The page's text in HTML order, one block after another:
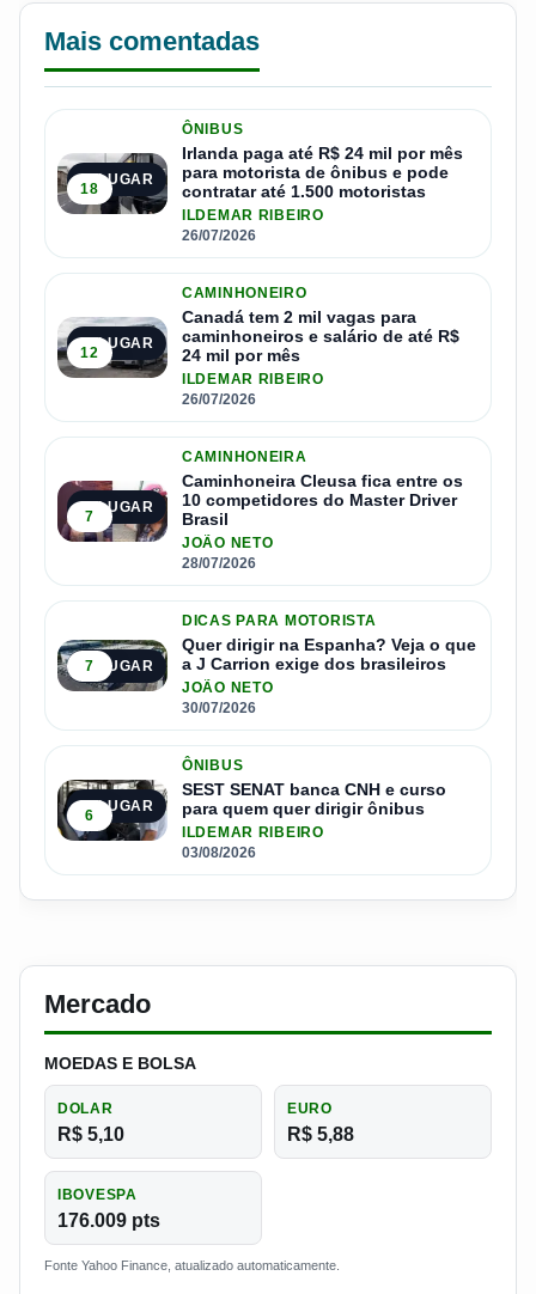
Mais comentadas
1º LUGAR
18
ÔNIBUS
Irlanda paga até R$ 24 mil por mês
para motorista de ônibus e pode
contratar até 1.500 motoristas
ILDEMAR RIBEIRO
26/07/2026
2º LUGAR
12
CAMINHONEIRO
Canadá tem 2 mil vagas para
caminhoneiros e salário de até R$
24 mil por mês
ILDEMAR RIBEIRO
26/07/2026
3º LUGAR
7
CAMINHONEIRA
Caminhoneira Cleusa fica entre os
10 competidores do Master Driver
Brasil
JOÃO NETO
28/07/2026
4º LUGAR
7
DICAS PARA MOTORISTA
Quer dirigir na Espanha? Veja o que
a J Carrion exige dos brasileiros
JOÃO NETO
30/07/2026
5º LUGAR
6
ÔNIBUS
SEST SENAT banca CNH e curso
para quem quer dirigir ônibus
ILDEMAR RIBEIRO
03/08/2026
Mercado
MOEDAS E BOLSA
DOLAR
R$ 5,10
EURO
R$ 5,88
IBOVESPA
176.009 pts
Fonte Yahoo Finance, atualizado automaticamente.